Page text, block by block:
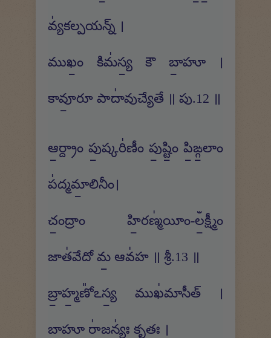
వ్య॑కల్పయన్న్ ।
ముఖం॒ కిమ॑స్య॒ కౌ బా॒హూ ।
కావూ॒రూ పాదా॑వుచ్యేతే ॥ పు.12 ॥
ఆ॒ర్ద్రాం పు॒ష్కరి॑ణీం పు॒ష్టిం॒ పి॒ఙ్గ॒లాం
ప॑ద్మమా॒లినీం।
చం॒ద్రాం హి॒రణ్మ॑యీం-లఀ॒క్ష్మీం
జాత॑వేదో మ॒ ఆవ॑హ ॥ శ్రీ.13 ॥
బ్రా॒హ్మ॒ణో᳚ఽస్య॒ ముఖ॑మాసీత్ ।
బా॒హూ రా॑జ॒న్యః॑ కృ॒తః ।